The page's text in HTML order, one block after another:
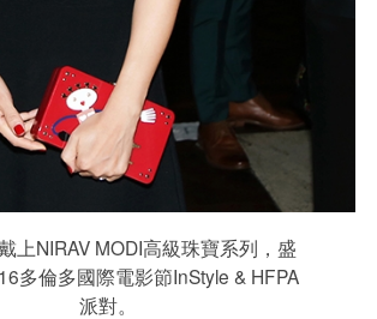
上NIRAV MODI高級珠寶系列，盛
多倫多國際電影節InStyle & HFPA
派對。